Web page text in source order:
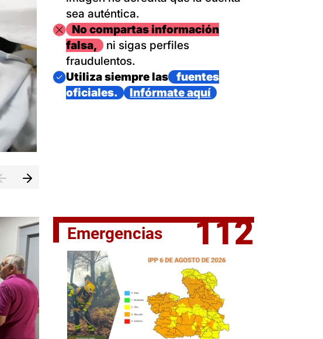
El jefe del Ejecutivo castellanomanchego, Emiliano García-
sea auténtica.
ImagenNo compartas información
falsa,
ni sigas perfiles
fraudulentos.
Imagen
Utiliza siempre las
fuentes
oficiales.
Infórmate aquí
Emergencias 112